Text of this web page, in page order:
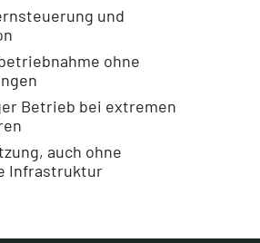
und
ohne
Betrieb bei extremen
auch ohne
Infrastruktur